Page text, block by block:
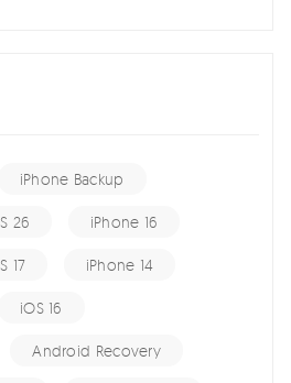
iPhone Backup
26 iPhone 16
17 iPhone 14
iOS 16
Android Recovery